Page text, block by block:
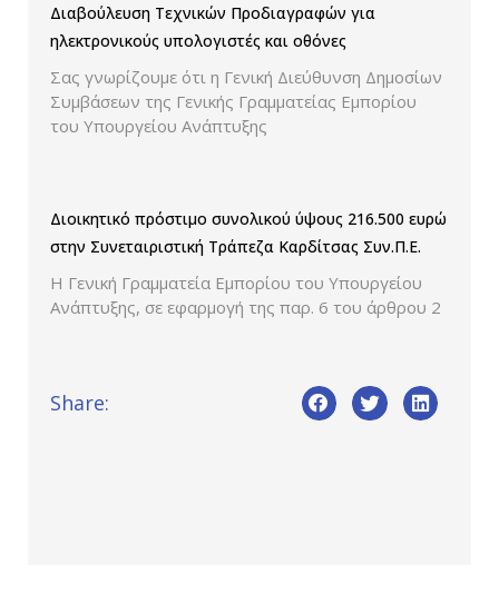
Διαβούλευση Τεχνικών Προδιαγραφών για
ηλεκτρονικούς υπολογιστές και οθόνες
Σας γνωρίζουμε ότι η Γενική Διεύθυνση Δημοσίων
Συμβάσεων της Γενικής Γραμματείας Εμπορίου
του Υπουργείου Ανάπτυξης
Διοικητικό πρόστιμο συνολικού ύψους 216.500 ευρώ
στην Συνεταιριστική Τράπεζα Καρδίτσας Συν.Π.Ε.
Η Γενική Γραμματεία Εμπορίου του Υπουργείου
Ανάπτυξης, σε εφαρμογή της παρ. 6 του άρθρου 2
Share: